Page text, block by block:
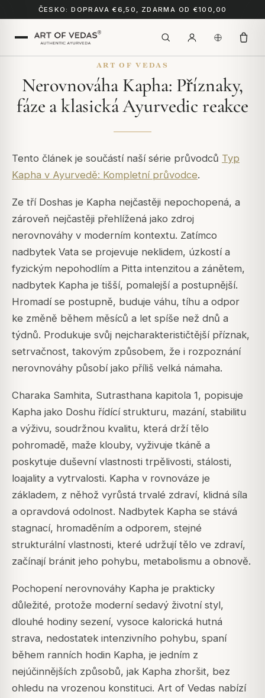
ČESKO: DOPRAVA €6,50, ZDARMA OD €100,00
ART OF VEDAS
Nerovnováha Kapha: Příznaky,
fáze a klasická Ayurvedic reakce
Tento článek je součástí naší série průvodců Typ
Kapha v Ayurvedě: Kompletní průvodce.
Ze tří Doshas je Kapha nejčastěji nepochopená, a
zároveň nejčastěji přehlížená jako zdroj
nerovnováhy v moderním kontextu. Zatímco
nadbytek Vata se projevuje neklidem, úzkostí a
fyzickým nepohodlím a Pitta intenzitou a zánětem,
nadbytek Kapha je tišší, pomalejší a postupnější.
Hromadí se postupně, buduje váhu, tíhu a odpor
ke změně během měsíců a let spíše než dnů a
týdnů. Produkuje svůj nejcharakterističtější příznak,
setrvačnost, takovým způsobem, že i rozpoznání
nerovnováhy působí jako příliš velká námaha.
Charaka Samhita, Sutrasthana kapitola 1, popisuje
Kapha jako Doshu řídící strukturu, mazání, stabilitu
a výživu, soudržnou kvalitu, která drží tělo
pohromadě, maže klouby, vyživuje tkáně a
poskytuje duševní vlastnosti trpělivosti, stálosti,
loajality a vytrvalosti. Kapha v rovnováze je
základem, z něhož vyrůstá trvalé zdraví, klidná síla
a opravdová odolnost. Nadbytek Kapha se stává
stagnací, hromaděním a odporem, stejné
strukturální vlastnosti, které udržují tělo ve zdraví,
začínají bránit jeho pohybu, metabolismu a obnově.
Pochopení nerovnováhy Kapha je prakticky
důležité, protože moderní sedavý životní styl,
dlouhé hodiny sezení, vysoce kalorická hutná
strava, nedostatek intenzivního pohybu, spaní
během ranních hodin Kapha, je jedním z
nejúčinnějších způsobů, jak Kapha zhoršit, bez
ohledu na vrozenou konstituci. Art of Vedas nabízí